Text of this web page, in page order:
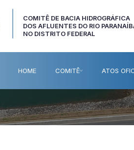
COMITÊ DE BACIA HIDROGRÁFICA
DOS AFLUENTES DO RIO
NO DISTRITO FEDERAL
HOME COMITÊ ATOS